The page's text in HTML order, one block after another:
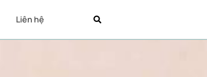
Liên hệ